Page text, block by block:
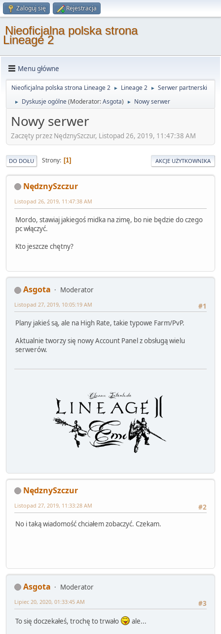
Zaloguj się Rejestracja
Nieoficjalna polska strona
Lineage 2
Menu główne
Nieoficjalna polska strona Lineage 2 ► Lineage 2 ► Serwer partnerski
► Dyskusje ogólne(Moderator:Asgota) ► Nowy serwer
Nowy serwer
Zaczęty przez NędznySzczur, Listopad 26, 2019, 11:47:38 AM
DO DOŁU Strony 1 AKCJE UŻYTKOWNIKA
NędznySzczur
Listopad 26, 2019, 11:47:38 AM
Mordo, stawiaj jakiegoś midka na zimę, bo nie będzie do czego
pc włączyć.
Kto jeszcze chętny?
Asgota
Moderator
#1
Listopad 27, 2019, 10:05:19 AM
Plany jakieś są, ale na High Rate, takie typowe Farm/PvP.
Aktualnie tworzy się nowy Account Panel z obsługą wielu
serwerów.
NędznySzczur
#2
Listopad 27, 2019, 11:33:28 AM
No i taką wiadomość chciałem zobaczyć. Czekam.
Asgota
Moderator
#3
Lipiec 20, 2020, 01:33:45 AM
To się doczekałeś, trochę to trwało
ale...